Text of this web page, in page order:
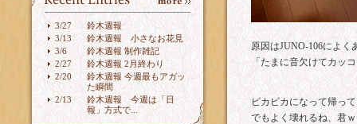
3/27
鈴木週報
3/13
鈴木週報 小さなお花見
3/6
鈴木週報 制作雑記
2/27
鈴木週報 2月終わり
2/20
鈴木週報 今週最もアガッ
た瞬間
2/13
鈴木週報 今週は「日
報」方式で...
原因はJUNO-106によく
「たまに音欠けてカッ
ピカピカになって帰っ
でもよく壊れるね、君ｗ